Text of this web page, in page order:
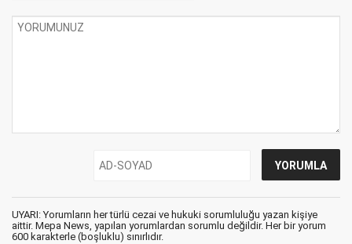
UYARI: Yorumların her türlü cezai ve hukuki sorumluluğu yazan kişiye
aittir. Mepa News, yapılan yorumlardan sorumlu değildir. Her bir yorum
600 karakterle (boşluklu) sınırlıdır.